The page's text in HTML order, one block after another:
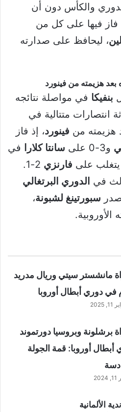
والكأس دون أن
فيها على كل من
، ليحافظ على صدارته
هزيمته من فينورد
بنفيكا في مواصلة نتائجه
انتصارات متتالية في
هزيمته من فينورد، إذ فاز
و3-0 على سانتا كلارا
في
على فارنزي
2-1.
في الدوري البرتغالي
سبورتينغ لشبونة،
الأوروبية.
مانشستر سيتي وريال مدريد
في دوري أبطال أوروبا
برشلونة وبروسيا دورتموند
أبطال أوروبا: قمة الجولة
الألمانية